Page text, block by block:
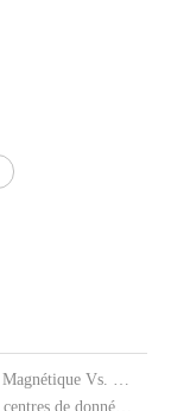
Hydraulique Magnétique Vs. Disjoncteurs magnéto-thermiques : quelle est la différence ?
Pourquoi les centres de données utilisent des disjoncteurs magnétiques hydrauliques pour la protection de l'alimentation